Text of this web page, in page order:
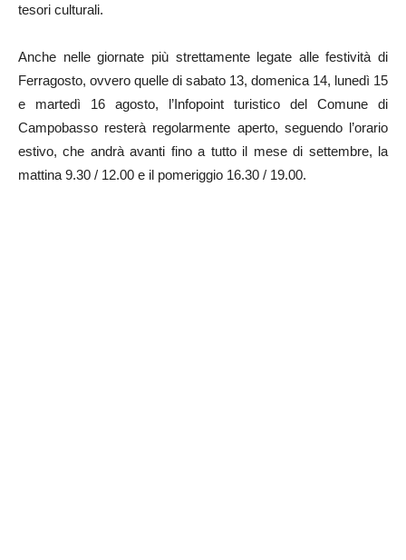
tesori culturali.
Anche nelle giornate più strettamente legate alle festività di
Ferragosto, ovvero quelle di sabato 13, domenica 14, lunedì 15
e martedì 16 agosto, l’Infopoint turistico del Comune di
Campobasso resterà regolarmente aperto, seguendo l’orario
estivo, che andrà avanti fino a tutto il mese di settembre, la
mattina 9.30 / 12.00 e il pomeriggio 16.30 / 19.00.